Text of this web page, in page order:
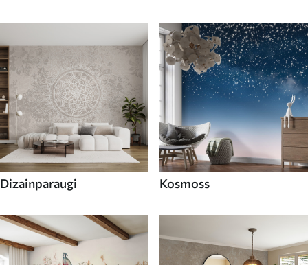
Dizainparaugi Kosmoss